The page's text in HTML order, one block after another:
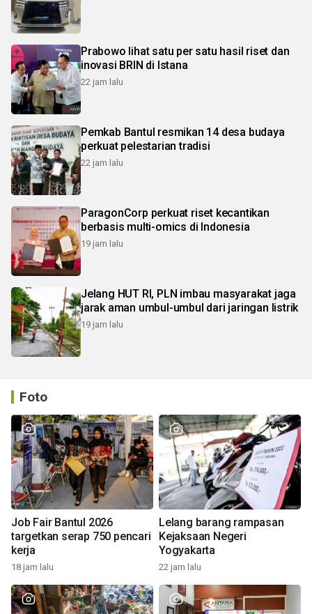
Prabowo lihat satu per satu hasil riset dan
inovasi BRIN di Istana
22 jam lalu
Pemkab Bantul resmikan 14 desa budaya
perkuat pelestarian tradisi
22 jam lalu
ParagonCorp perkuat riset kecantikan
berbasis multi-omics di Indonesia
19 jam lalu
Jelang HUT RI, PLN imbau masyarakat jaga
jarak aman umbul-umbul dari jaringan listrik
19 jam lalu
Foto
Job Fair Bantul 2026
targetkan serap 750 pencari
kerja
18 jam lalu
Lelang barang rampasan
Kejaksaan Negeri
Yogyakarta
22 jam lalu